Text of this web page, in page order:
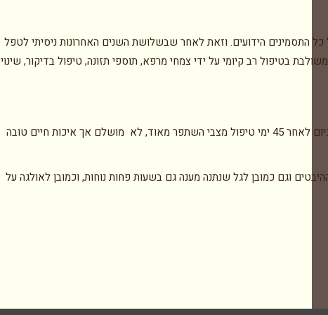
כולל כל התסמינים הידועים. וזאת לאחר שבשלושת השנים האחרונות ניסיתי לטפל
בטיפול רב קיומי על ידי צמחי מרפא, תוספי תזונה, טיפול בדיקור, שינוי
כל זאת יחד ייצרו מצב שכעבור שבועיים הרגשתי שיפור בתסמינים. כיום לאחר 45 ימי טיפול מצבי השתפר מאוד, לא מושלם אך איכות חיים טובה
וגם כמובן לגל שנתנה מענה גם בשעות פחות נוחות, וכמובן לאולגה על